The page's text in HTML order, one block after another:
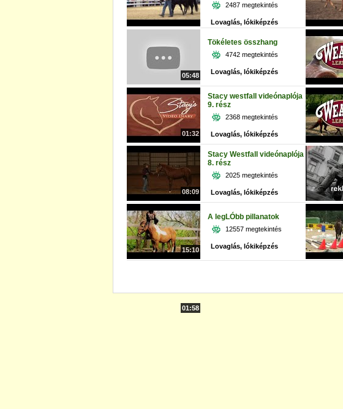
05:48
2487 megtekintés
Lovaglás, lókiképzés
01:32
Tökéletes összhang
4742 megtekintés
Lovaglás, lókiképzés
08:09
Stacy westfall videónaplója
9. rész
2368 megtekintés
Lovaglás, lókiképzés
15:10
Stacy Westfall videónaplója
8. rész
2025 megtekintés
Lovaglás, lókiképzés
01:58
A legLÓbb pillanatok
12557 megtekintés
Lovaglás, lókiképzés